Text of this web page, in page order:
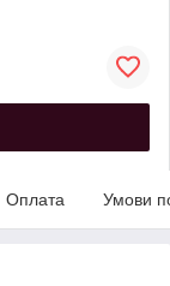
Оплата Умови